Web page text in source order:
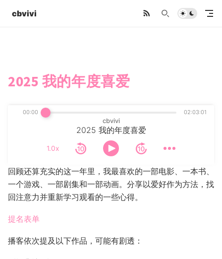
cbvivi
2025 我的年度喜爱
cbvivi
2025 我的年度喜爱
1.0x
00:00 02:03:01
回顾还算充实的这一年里，我最喜欢的一部电影、一本书、
一个游戏、一部剧集和一部动画。分享以爱好作为方法，找
回注意力并重新学习观看的一些心得。
提名表单
播客依次提及以下作品，可能有剧透：